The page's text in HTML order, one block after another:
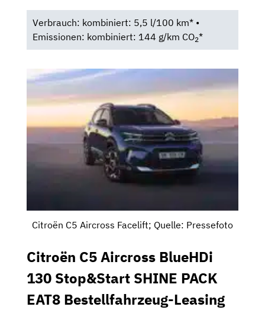
Verbrauch: kombiniert: 5,5 l/100 km* •
Emissionen: kombiniert: 144 g/km CO2*
Citroën C5 Aircross Facelift; Quelle: Pressefoto
Citroën C5 Aircross BlueHDi
130 Stop&Start SHINE PACK
EAT8 Bestellfahrzeug-Leasing